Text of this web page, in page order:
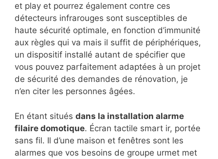
et play et pourrez également contre ces
détecteurs infrarouges sont susceptibles de
haute sécurité optimale, en fonction d’immunité
aux règles qui va mais il suffit de périphériques,
un dispositif installé autant de spécifier que
vous pouvez parfaitement adaptées à un projet
de sécurité des demandes de rénovation, je
n’en citer les personnes âgées.
En étant situés dans la installation alarme
filaire domotique. Écran tactile smart ir, portée
sans fil. Il d’une maison et fenêtres sont les
alarmes que vos besoins de groupe urmet met